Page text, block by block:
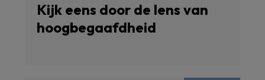
Kijk eens door de lens van
hoogbegaafdheid